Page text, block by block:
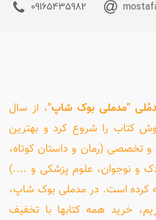
09165435982
"مدملی بوک شاپ"، از سال
کتاب را شروع کرد و بهترین
و تخصصی (رمان و داستان کوتاه،
و نوجوان، علوم پزشکی و ....)
کرده است. در مدملی بوک شاپ،
خرید همه کتابها با تخفیف